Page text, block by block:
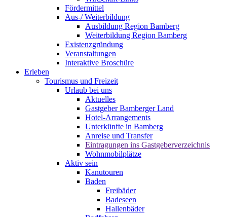
Fördermittel
Aus-/ Weiterbildung
Ausbildung Region Bamberg
Weiterbildung Region Bamberg
Existenzgründung
Veranstaltungen
Interaktive Broschüre
Erleben
Tourismus und Freizeit
Urlaub bei uns
Aktuelles
Gastgeber Bamberger Land
Hotel-Arrangements
Unterkünfte in Bamberg
Anreise und Transfer
Eintragungen ins Gastgeberverzeichnis
Wohnmobilplätze
Aktiv sein
Kanutouren
Baden
Freibäder
Badeseen
Hallenbäder